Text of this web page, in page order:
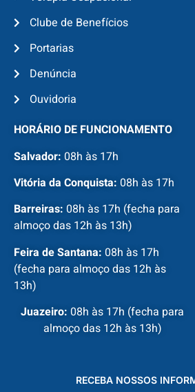
Clube de Benefícios
Portarias
Denúncia
Ouvidoria
HORÁRIO DE FUNCIONAMENTO
Salvador: 08h às 17h
Vitória da Conquista: 08h às 17h
Barreiras: 08h às 17h (fecha para
almoço das 12h às 13h)
Feira de Santana: 08h às 17h
(fecha para almoço das 12h às
13h)
Juazeiro: 08h às 17h (fecha para
almoço das 12h às 13h)
RECEBA NOSSOS